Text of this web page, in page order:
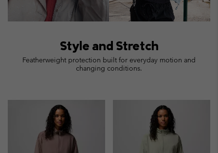
Style and Stretch
Featherweight protection built for everyday motion and
changing conditions.